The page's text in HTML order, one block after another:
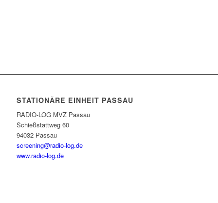
STATIONÄRE EINHEIT PASSAU
RADIO-LOG MVZ Passau
Schießstattweg 60
94032 Passau
screening@radio-log.de
www.radio-log.de